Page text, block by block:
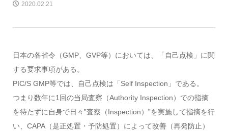
2020.02.21
日本の各省令（GMP、GVP等）においては、「自己点検」に関
する要求事項がある。
PIC/S GMP等では、自己点検は「Self Inspection」である。
つまり数年に1回の当局査察（Authority Inspection）での指摘
を待たずに自身で日々”査察（Inspection）”を実施して指摘を行
い、CAPA（是正処置・予防処置）によって改善（再発防止）